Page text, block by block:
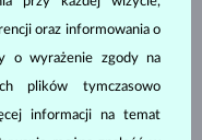
3 180 zł
oraz informowania o
o wyrażenie zgody na
plików tymczasowo
informacji na temat